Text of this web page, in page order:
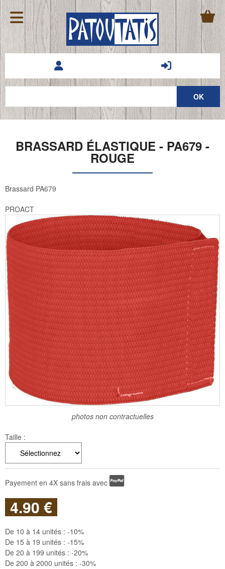
BRASSARD ÉLASTIQUE - PA679 -
ROUGE
Brassard PA679
PROACT
photos non contractuelles
Taille :
Payement en 4X sans frais avec
4.90 €
De 10 à 14 unités : -10%
De 15 à 19 unités : -15%
De 20 à 199 unités : -20%
De 200 à 2000 unités : -30%